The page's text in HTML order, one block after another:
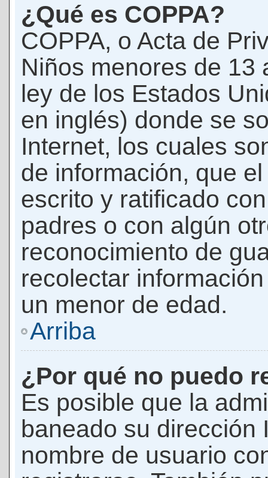
¿Qué es COPPA?
COPPA, o Acta de
Niños menores de 13
ley de los Estados
en inglés) donde se
Internet, los cuales
de información, que
escrito y ratificado
padres o con algún
reconocimiento de
recolectar
un menor de edad.
Arriba
¿Por qué no puedo
Es posible que la
baneado su dirección
nombre de usuario